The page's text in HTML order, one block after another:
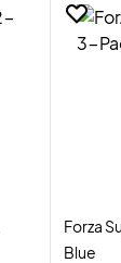
Forza
Blue